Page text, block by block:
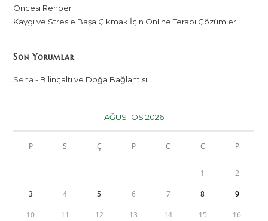
Öncesi Rehber
Kaygı ve Stresle Başa Çıkmak İçin Online Terapi Çözümleri
Son Yorumlar
Sena - Bilinçaltı ve Doğa Bağlantısı
AĞUSTOS 2026
P S Ç P C C P
1 2
3 4 5 6 7 8 9
10 11 12 13 14 15 16